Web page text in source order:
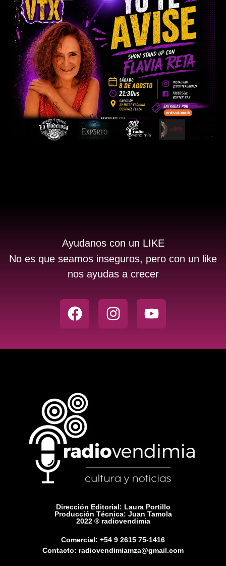
Ayudanos con un LIKE
No es que seamos inseguros, pero con un like
nos ayudas a crecer
Dirección Editorial: Laura Portillo
Producción Técnica: Juan Tamola
2022 ® radiovendimia
Comercial: +54 9 2615 75-1416
Contacto: radiovendimiamza@gmail.com